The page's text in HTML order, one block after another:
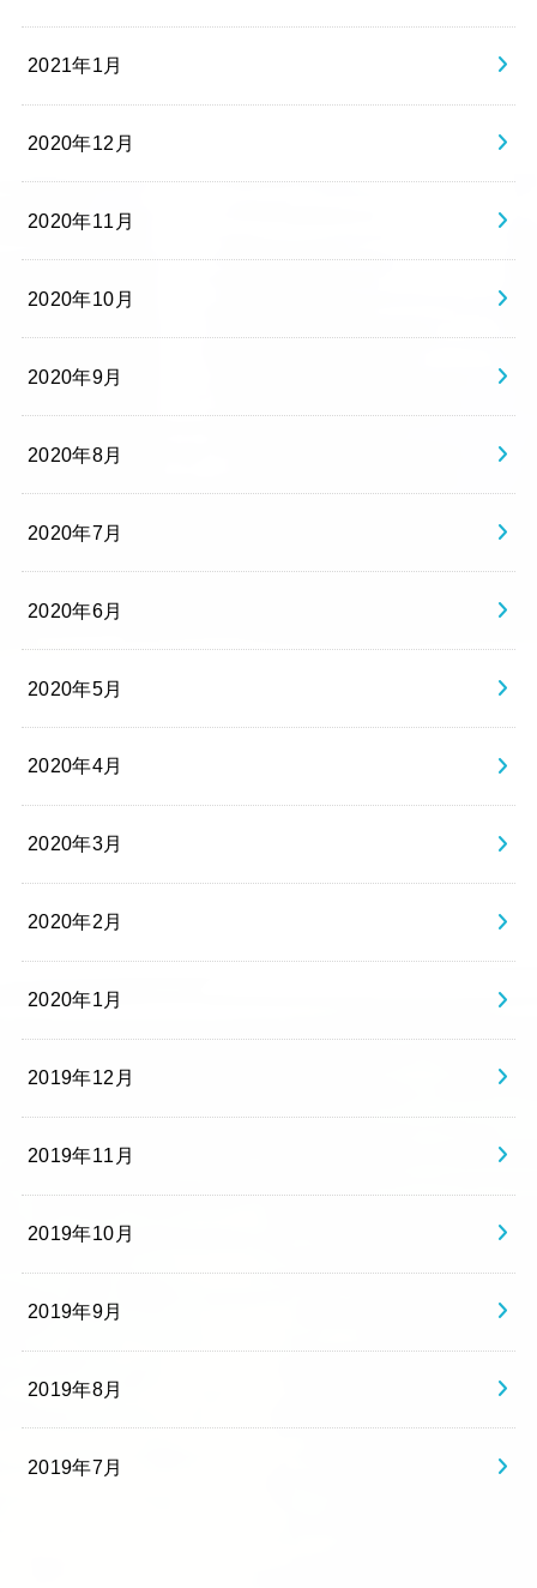
2021年1月
2020年12月
2020年11月
2020年10月
2020年9月
2020年8月
2020年7月
2020年6月
2020年5月
2020年4月
2020年3月
2020年2月
2020年1月
2019年12月
2019年11月
2019年10月
2019年9月
2019年8月
2019年7月